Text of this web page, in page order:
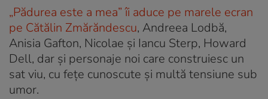
„Pădurea este a mea” îi aduce pe marele ecran
pe Cătălin Zmărăndescu, Andreea Lodbă,
Anisia Gafton, Nicolae și Iancu Sterp, Howard
Dell, dar și personaje noi care construiesc un
sat viu, cu fețe cunoscute și multă tensiune sub
umor.